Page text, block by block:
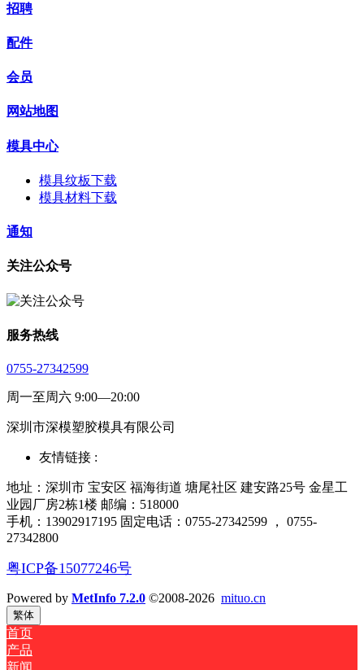
招聘
配件
会员
网站地图
模具中心
模具纹板下载
模具材料下载
通知
关注公众号
服务热线
0755-27342599
周一至周六 9:00—20:00
深圳市深模塑胶模具有限公司
友情链接 :
地址：深圳市 宝安区 福海街道 塘尾社区 建安路25号 金星工
业园厂房2栋1楼 邮编：518000
手机：13902917195 固定电话：0755-27342599 ， 0755-
27342800
粤ICP备15077246号
Powered by MetInfo 7.2.0 ©2008-2026 mituo.cn
繁体
首页
产品